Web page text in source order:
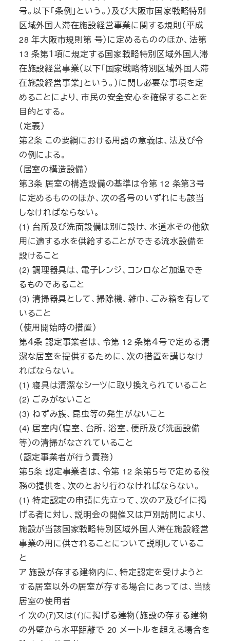
号。以下「条例」という。）及び大阪市国家戦略特別
区域外国人滞在施設経営事業に関する規則（平成
28 年大阪市規則第 号）に定めるもののほか、法第
13 条第１項に規定する国家戦略特別区域外国人滞
在施設経営事業（以下「国家戦略特別区域外国人滞
在施設経営事業」という。）に関し必要な事項を定
めることにより、市民の安全安心を確保することを
目的とする。
（定義）
第２条 この要綱における用語の意義は、法及び令
の例による。
（居室の構造設備）
第３条 居室の構造設備の基準は令第 12 条第３号
に定めるもののほか、次の各号のいずれにも該当
しなければならない。
(1) 台所及び洗面設備は別に設け、水道水その他飲
用に適する水を供給することができる流水設備を
設けること
(2) 調理器具は、電子レンジ、コンロなど加温でき
るものであること
(3) 清掃器具として、掃除機、雑巾、ごみ箱を有して
いること
（使用開始時の措置）
第４条 認定事業者は、令第 12 条第４号で定める清
潔な居室を提供するために、次の措置を講じなけ
ればならない。
(1) 寝具は清潔なシーツに取り換えられていること
(2) ごみがないこと
(3) ねずみ族、昆虫等の発生がないこと
(4) 居室内（寝室、台所、浴室、便所及び洗面設備
等）の清掃がなされていること
（認定事業者が行う責務）
第５条 認定事業者は、令第 12 条第５号で定める役
務の提供を、次のとおり行わなければならない。
(1) 特定認定の申請に先立って、次のア及びイに掲
げる者に対し、説明会の開催又は戸別訪問により、
施設が当該国家戦略特別区域外国人滞在施設経営
事業の用に供されることについて説明しているこ
と
ア 施設が存する建物内に、特定認定を受けようと
する居室以外の居室が存する場合にあっては、当該
居室の使用者
イ 次の(ｱ)又は(ｲ)に掲げる建物（施設の存する建物
の外壁から水平距離で 20 メートルを超える場合を